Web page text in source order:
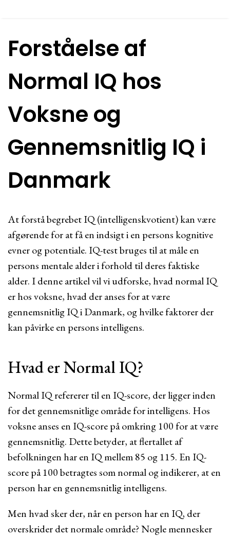
Forståelse af
Normal IQ hos
Voksne og
Gennemsnitlig IQ i
Danmark
At forstå begrebet IQ (intelligenskvotient) kan være
afgørende for at få en indsigt i en persons kognitive
evner og potentiale. IQ-test bruges til at måle en
persons mentale alder i forhold til deres faktiske
alder. I denne artikel vil vi udforske, hvad normal IQ
er hos voksne, hvad der anses for at være
gennemsnitlig IQ i Danmark, og hvilke faktorer der
kan påvirke en persons intelligens.
Hvad er Normal IQ?
Normal IQ refererer til en IQ-score, der ligger inden
for det gennemsnitlige område for intelligens. Hos
voksne anses en IQ-score på omkring 100 for at være
gennemsnitlig. Dette betyder, at flertallet af
befolkningen har en IQ mellem 85 og 115. En IQ-
score på 100 betragtes som normal og indikerer, at en
person har en gennemsnitlig intelligens.
Men hvad sker der, når en person har en IQ, der
overskrider det normale område? Nogle mennesker